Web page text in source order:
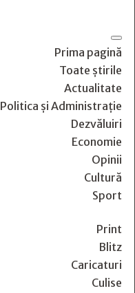
Prima pagină
Toate știrile
Actualitate
Politica și Administrație
Dezvăluiri
Economie
Opinii
Cultură
Sport
Print
Blitz
Caricaturi
Culise